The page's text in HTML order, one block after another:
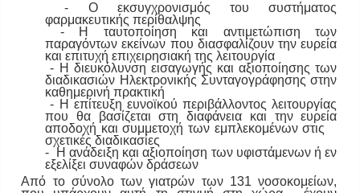
- Ο εκσυγχρονισμός του συστήματος
φαρμακευτικής περίθαλψης
- Η ταυτοποίηση και αντιμετώπιση των
παραγόντων εκείνων που διασφαλίζουν την ευρεία
και επιτυχή επιχειρησιακή της λειτουργία
- Η διευκόλυνση εισαγωγής και αξιοποίησης των
διαδικασιών Ηλεκτρονικής Συνταγογράφησης στην
καθημερινή πρακτική
- Η επίτευξη ευνοϊκού περιβάλλοντος λειτουργίας
που θα βασίζεται στη διαφάνεια και την ευρεία
αποδοχή και συμμετοχή των εμπλεκομένων στις
σχετικές διαδικασίες
- Η ανάδειξη και αξιοποίηση των υφιστάμενων ή εν
εξελίξει συναφών δράσεων
Από το σύνολο των γιατρών των 131 νοσοκομείων,